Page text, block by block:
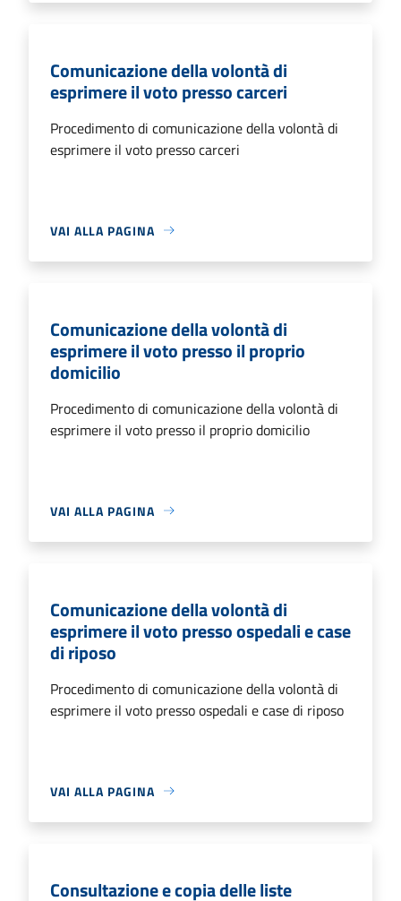
Comunicazione della volontà di
esprimere il voto presso carceri
Procedimento di comunicazione della volontà di
esprimere il voto presso carceri
VAI ALLA PAGINA
Comunicazione della volontà di
esprimere il voto presso il proprio
domicilio
Procedimento di comunicazione della volontà di
esprimere il voto presso il proprio domicilio
VAI ALLA PAGINA
Comunicazione della volontà di
esprimere il voto presso ospedali e case
di riposo
Procedimento di comunicazione della volontà di
esprimere il voto presso ospedali e case di riposo
VAI ALLA PAGINA
Consultazione e copia delle liste